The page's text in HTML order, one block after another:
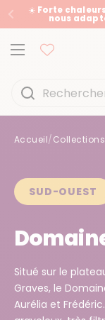
Passer au contenu
Précédent
☀️ Forte
nous
Ouvrir le menu
Accueil
Accueil/Collections
SUD-OUEST
Situé sur le
Graves, le
Aurélia et